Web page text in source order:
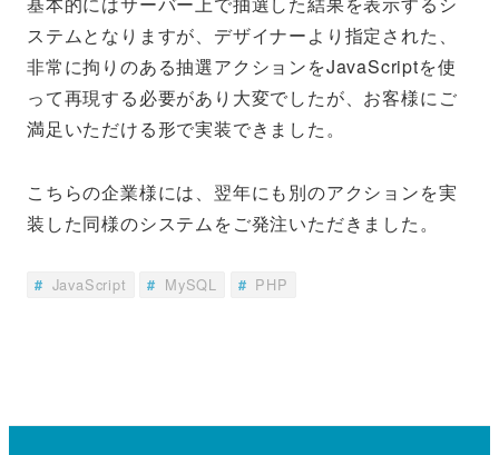
ステムとなりますが、デザイナーより指定された、
非常に拘りのある抽選アクションをJavaScriptを使
って再現する必要があり大変でしたが、お客様にご
満足いただける形で実装できました。
こちらの企業様には、翌年にも別のアクションを実
装した同様のシステムをご発注いただきました。
JavaScript MySQL PHP